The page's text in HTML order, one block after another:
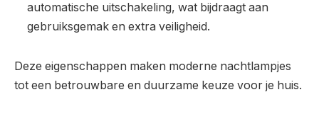
automatische uitschakeling, wat bijdraagt aan
gebruiksgemak en extra veiligheid.
Deze eigenschappen maken moderne nachtlampjes
tot een betrouwbare en duurzame keuze voor je huis.